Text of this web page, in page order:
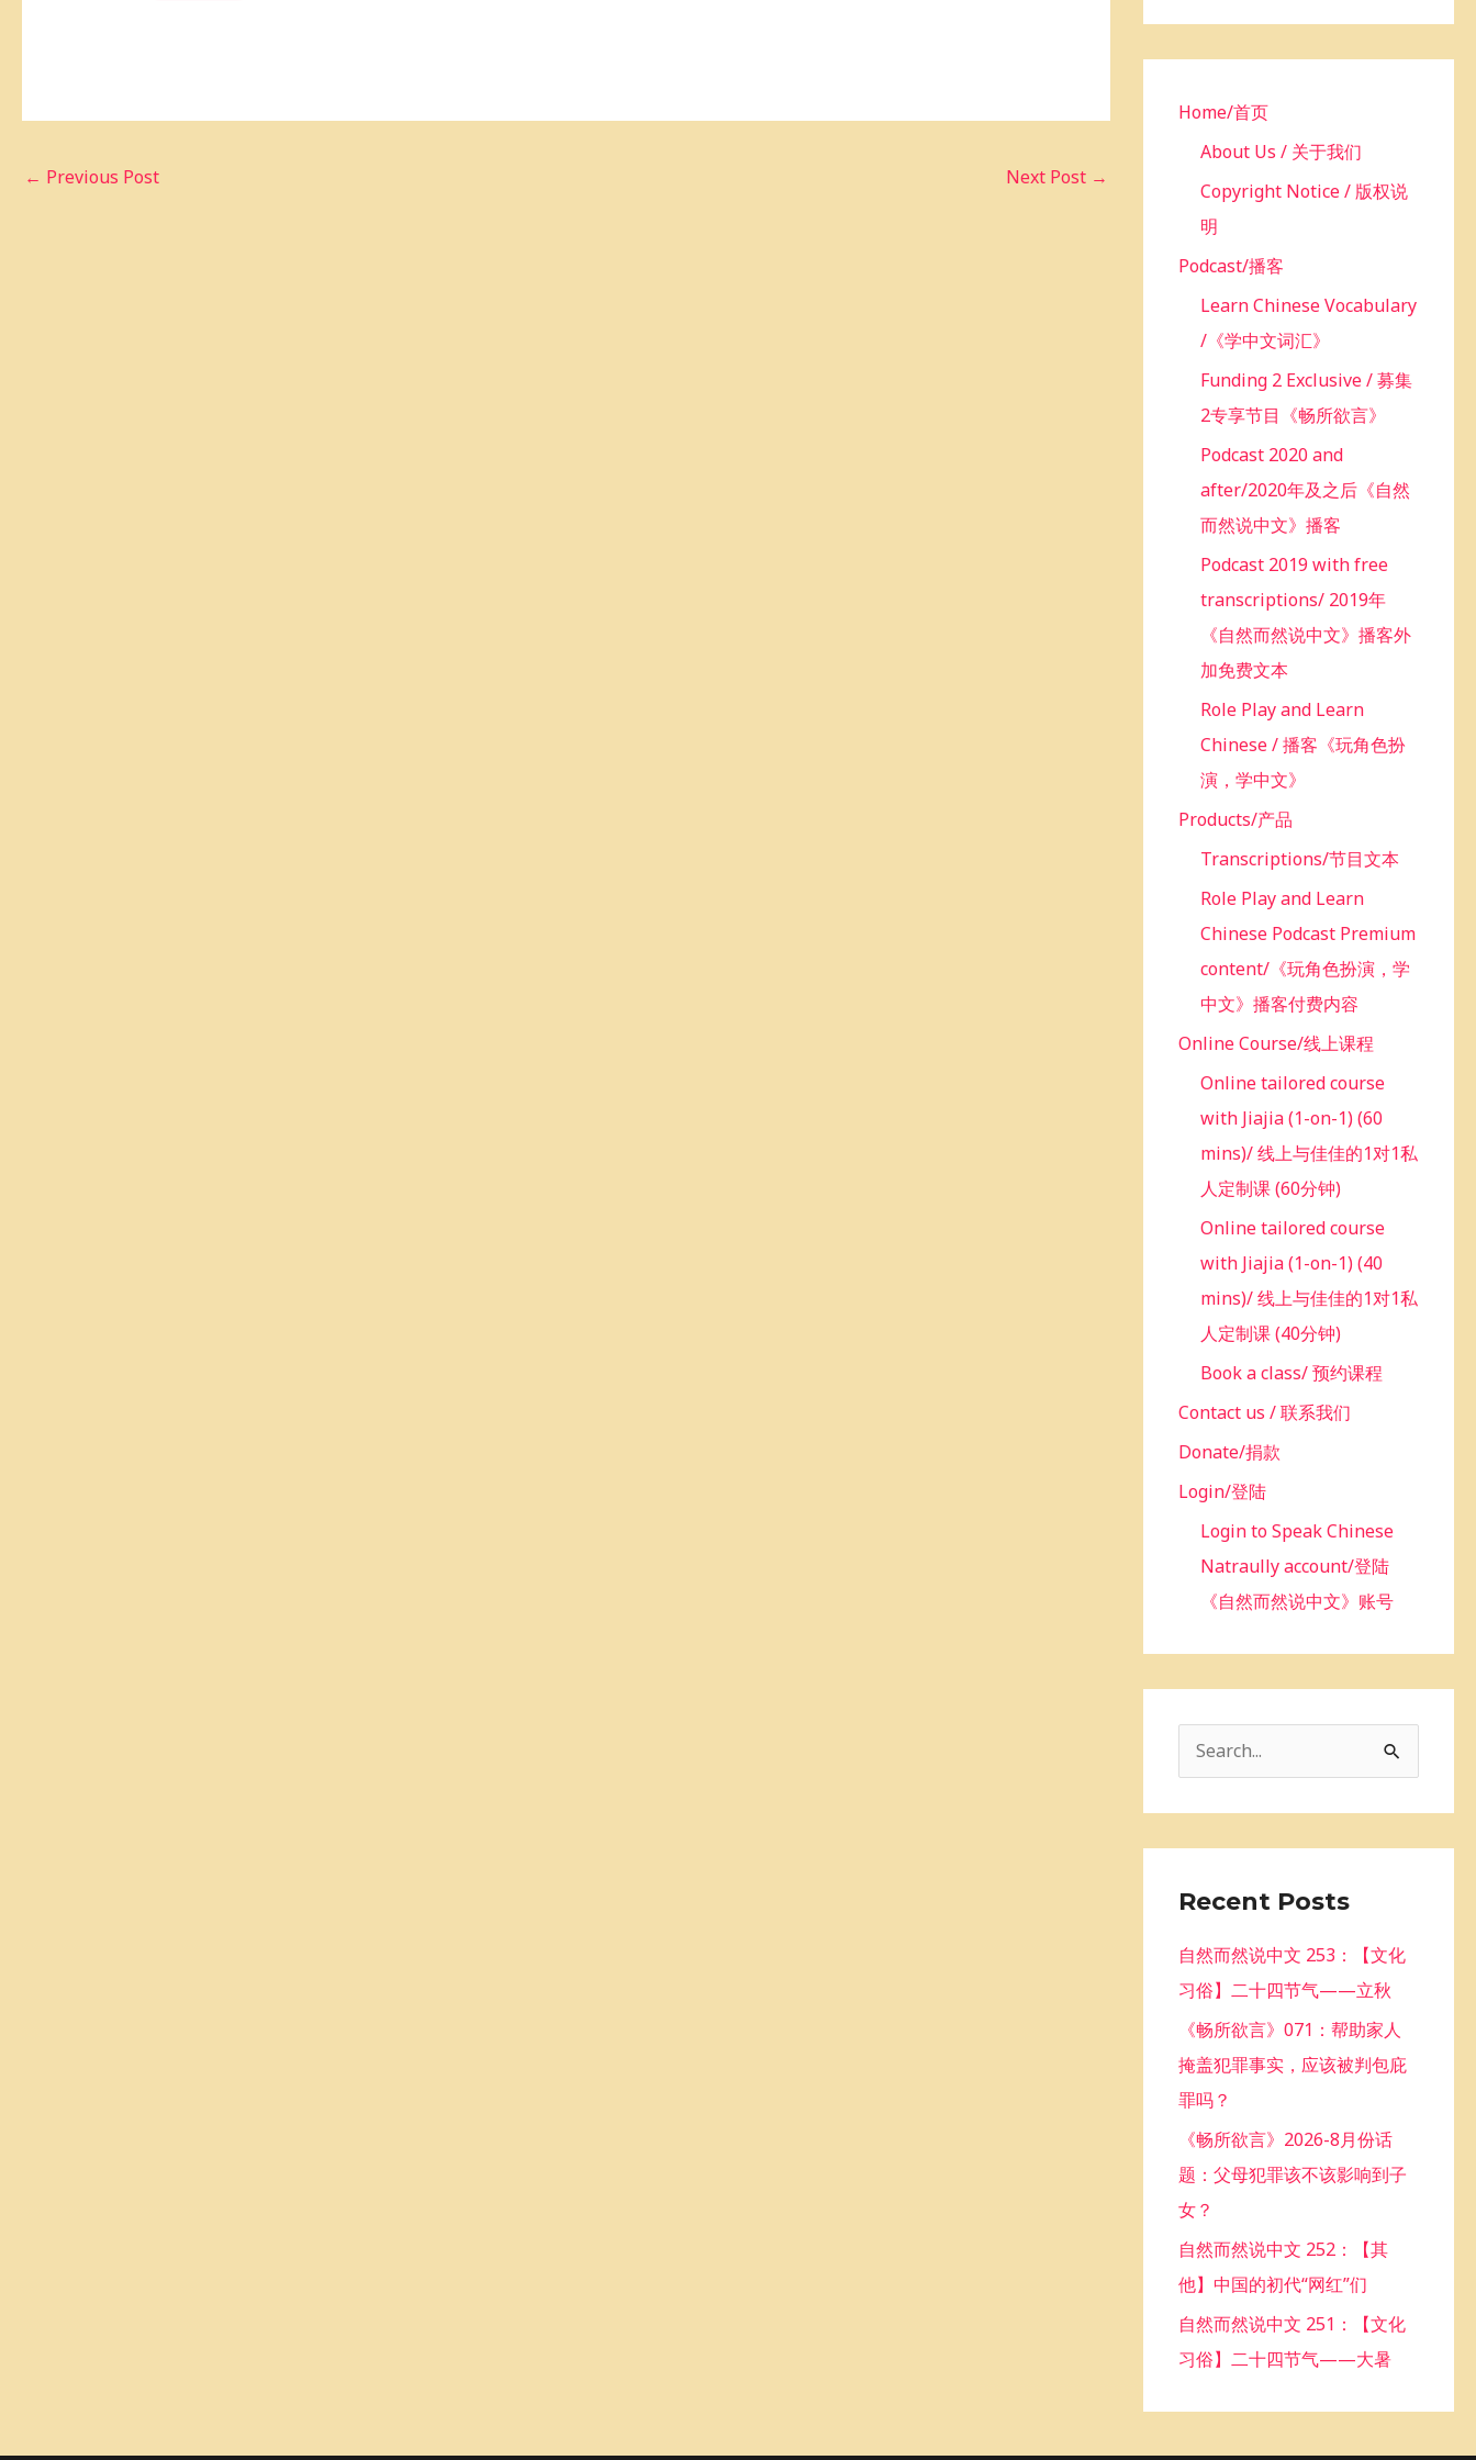
← Previous Post Next Post →
r
Home/首页
About Us / 关于我们
Copyright Notice / 版权说
明
Podcast/播客
Learn Chinese Vocabulary
/《学中文词汇》
Funding 2 Exclusive / 募集
2专享节目《畅所欲言》
Podcast 2020 and
after/2020年及之后《自然
而然说中文》播客
Podcast 2019 with free
transcriptions/ 2019年
《自然而然说中文》播客外
加免费文本
Role Play and Learn
Chinese / 播客《玩角色扮
演，学中文》
Products/产品
Transcriptions/节目文本
Role Play and Learn
Chinese Podcast Premium
content/《玩角色扮演，学
中文》播客付费内容
Online Course/线上课程
Online tailored course
with Jiajia (1-on-1) (60
mins)/ 线上与佳佳的1对1私
人定制课 (60分钟)
Online tailored course
with Jiajia (1-on-1) (40
mins)/ 线上与佳佳的1对1私
人定制课 (40分钟)
Book a class/ 预约课程
Contact us / 联系我们
Donate/捐款
Login/登陆
Login to Speak Chinese
Natraully account/登陆
《自然而然说中文》账号
c
f
o
:
Recent Posts
自然而然说中文 253：【文化
习俗】二十四节气——立秋
《畅所欲言》071：帮助家人
掩盖犯罪事实，应该被判包庇
罪吗？
《畅所欲言》2026-8月份话
题：父母犯罪该不该影响到子
女？
自然而然说中文 252：【其
他】中国的初代“网红”们
自然而然说中文 251：【文化
习俗】二十四节气——大暑